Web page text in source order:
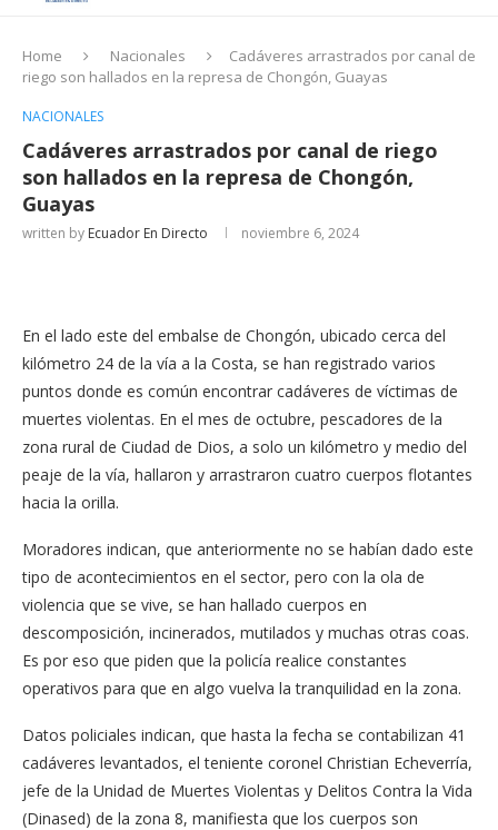
Home Nacionales
Cadáveres arrastrados por canal de
riego son hallados en la represa de Chongón, Guayas
NACIONALES
Cadáveres arrastrados por canal de riego
son hallados en la represa de Chongón,
Guayas
written by Ecuador En Directo noviembre 6, 2024
En el lado este del embalse de Chongón, ubicado cerca del
kilómetro 24 de la vía a la Costa, se han registrado varios
puntos donde es común encontrar cadáveres de víctimas de
muertes violentas. En el mes de octubre, pescadores de la
zona rural de Ciudad de Dios, a solo un kilómetro y medio del
peaje de la vía, hallaron y arrastraron cuatro cuerpos flotantes
hacia la orilla.
Moradores indican, que anteriormente no se habían dado este
tipo de acontecimientos en el sector, pero con la ola de
violencia que se vive, se han hallado cuerpos en
descomposición, incinerados, mutilados y muchas otras coas.
Es por eso que piden que la policía realice constantes
operativos para que en algo vuelva la tranquilidad en la zona.
Datos policiales indican, que hasta la fecha se contabilizan 41
cadáveres levantados, el teniente coronel Christian Echeverría,
jefe de la Unidad de Muertes Violentas y Delitos Contra la Vida
(Dinased) de la zona 8, manifiesta que los cuerpos son